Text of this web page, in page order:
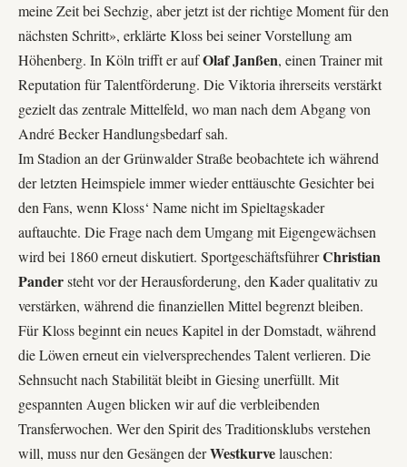
meine Zeit bei Sechzig, aber jetzt ist der richtige Moment für den
nächsten Schritt», erklärte Kloss bei seiner Vorstellung am
Höhenberg. In Köln trifft er aufOlaf Janßen, einen Trainer mit
Reputation für Talentförderung. Die Viktoria ihrerseits verstärkt
gezielt das zentrale Mittelfeld, wo man nach dem Abgang von
André Becker Handlungsbedarf sah.
ImStadion an der Grünwalder Straßebeobachtete ich während
der letzten Heimspiele immer wieder enttäuschte Gesichter bei
den Fans, wenn Kloss‘ Name nicht im Spieltagskader
auftauchte. Die Frage nach dem Umgang mit Eigengewächsen
wird bei 1860 erneut diskutiert. SportgeschäftsführerChristian
Pandersteht vor der Herausforderung, den Kader qualitativ zu
verstärken, während die finanziellen Mittel begrenzt bleiben.
Für Kloss beginnt ein neues Kapitel in der Domstadt, während
die Löwen erneut ein vielversprechendes Talent verlieren. Die
Sehnsucht nach Stabilität bleibt in Giesing unerfüllt. Mit
gespannten Augen blicken wir auf die verbleibenden
Transferwochen. Wer den Spirit des Traditionsklubs verstehen
will, muss nur den Gesängen derWestkurvelauschen: